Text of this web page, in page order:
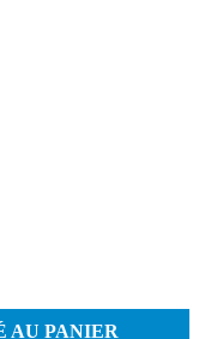
AU PANIER